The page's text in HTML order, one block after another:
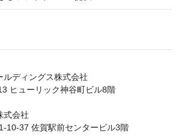
ルディングス株式会社
ヒューリック神谷町ビル8階
式会社
10-37 佐賀駅前センタービル3階